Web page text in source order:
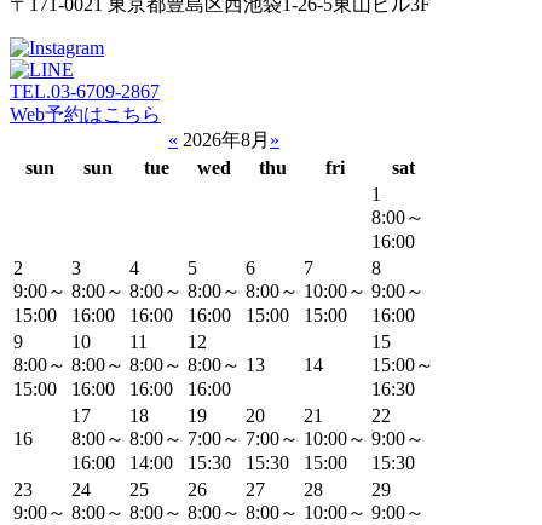
〒171-0021 東京都豊島区西池袋1-26-5東山ビル3F
TEL.03-6709-2867
Web予約はこちら
« 2026年8月 »
sun
sun tue wed thu fri
sat
1
8:00～
16:00
2
9:00～
15:00
3
8:00～
16:00
4
8:00～
16:00
5
8:00～
16:00
6
8:00～
15:00
7
10:00～
15:00
8
9:00～
16:00
9
8:00～
15:00
10
8:00～
16:00
11
8:00～
16:00
12
8:00～
16:00
13 14
15
15:00～
16:30
16
17
8:00～
16:00
18
8:00～
14:00
19
7:00～
15:30
20
7:00～
15:30
21
10:00～
15:00
22
9:00～
15:30
23
9:00～
24
8:00～
25
8:00～
26
8:00～
27
8:00～
28
10:00～
29
9:00～